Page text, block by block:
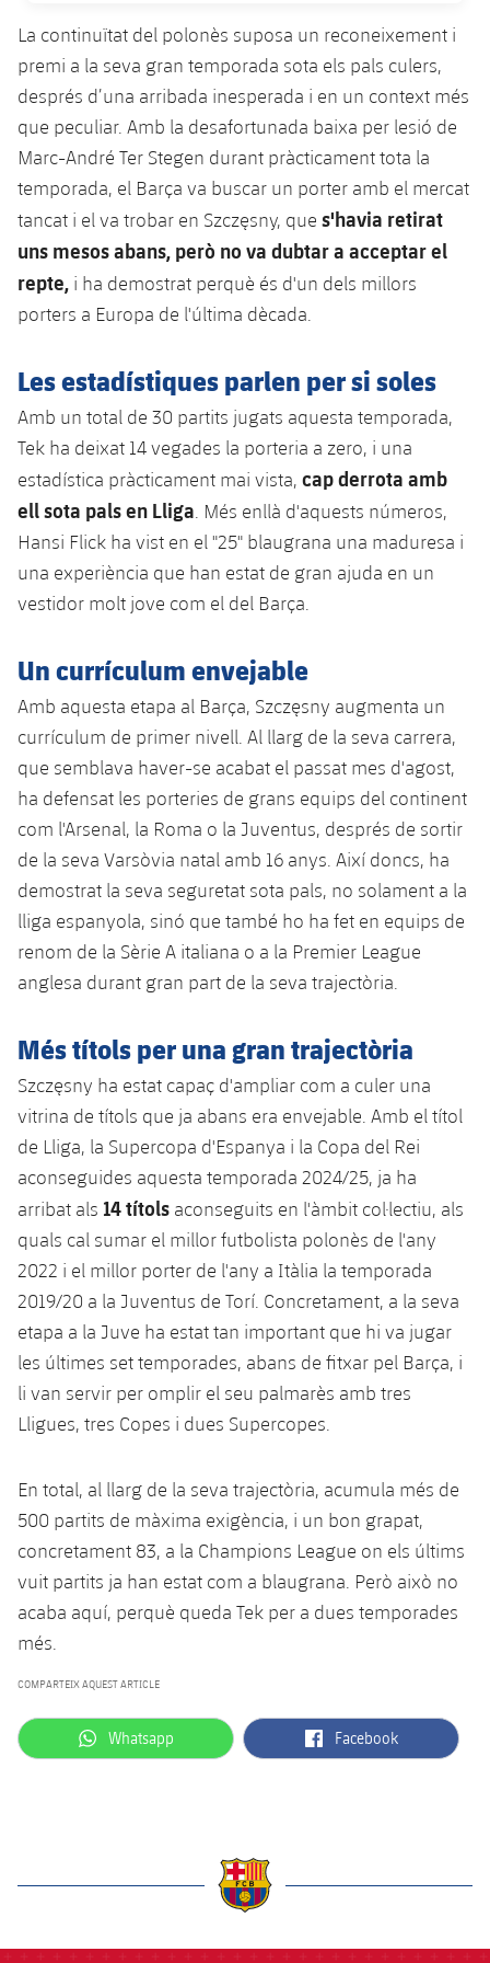
Accessibilitat
Instal·lacions
SUB8 B
Història
Palmarès
Fotos
Infantil A
Infantil B
Entrades
Resultats
Classificació
Fotos
Palmarès
Història
Calendari
Resultats
Jugadors
Classificació
Actualitat
Juvenil
Cadet
Infantil
Aleví
Campus Verano
PLUSICON
MÉS
Primer equip
plusicon
més
Actualitat
Calendari
Resultats
Classificació
Jugadors
Història
Palmarès
Barça Atlètic
plusicon
Actualitat
Jugadors
Classificació
Base
Barça C
Junior
Juvenil
Infantil
PLUSICON
MÉS
plusicon
més
Notícies
Atletisme
plusicon
més
Actualitat
Agenda
Bàsquet en cadira de rodes
plusicon
més
Jugadors
Calendari
Resultats
Classificació
plusicon
més
Actualitat
Jugadors
Calendari
Resultats
Classificació
Hoquei herba
plusicon
més
Notícies
Hockey Herba Masculí
Hockey Herba Femení
Patinatge artístic
Actualitat
Plantilla
Agenda
Escola de Patinatge
Rugby
plusicon
més
Actualitat
Calendari
Resultats
Classificació
Fotos
Voleibol
plusicon
més
Voleibol masculí
Voleibol femení
Apunta't a les amateurs
Carnet de l'Esportista Amateur
PLUSICON
MÉS
League of Legends
VALORANT Rising
VALORANT Game Changers
eFootball
La continuïtat del polonès suposa un reconeixement i
premi a la seva gran temporada sota els pals culers,
després d’una arribada inesperada i en un context més
que peculiar. Amb la desafortunada baixa per lesió de
Marc-André Ter Stegen durant pràcticament tota la
temporada, el Barça va buscar un porter amb el mercat
tancat i el va trobar en Szczęsny, que s'havia retirat
uns mesos abans, però no va dubtar a acceptar el
repte, i ha demostrat perquè és d'un dels millors
porters a Europa de l'última dècada.
Les estadístiques parlen per si soles
Amb un total de 30 partits jugats aquesta temporada,
Tek ha deixat 14 vegades la porteria a zero, i una
estadística pràcticament mai vista, cap derrota amb
ell sota pals en Lliga . Més enllà d'aquests números,
Hansi Flick ha vist en el "25" blaugrana una maduresa i
una experiència que han estat de gran ajuda en un
vestidor molt jove com el del Barça.
Un currículum envejable
Amb aquesta etapa al Barça, Szczęsny augmenta un
currículum de primer nivell. Al llarg de la seva carrera,
que semblava haver-se acabat el passat mes d'agost,
ha defensat les porteries de grans equips del continent
com l'Arsenal, la Roma o la Juventus, després de sortir
de la seva Varsòvia natal amb 16 anys. Així doncs, ha
demostrat la seva seguretat sota pals, no solament a la
lliga espanyola, sinó que també ho ha fet en equips de
renom de la Sèrie A italiana o a la Premier League
anglesa durant gran part de la seva trajectòria.
Més títols per una gran trajectòria
Szczęsny ha estat capaç d'ampliar com a culer una
vitrina de títols que ja abans era envejable. Amb el títol
de Lliga, la Supercopa d'Espanya i la Copa del Rei
aconseguides aquesta temporada 2024/25, ja ha
arribat als 14 títols aconseguits en l'àmbit col·lectiu, als
quals cal sumar el millor futbolista polonès de l'any
2022 i el millor porter de l'any a Itàlia la temporada
2019/20 a la Juventus de Torí. Concretament, a la seva
etapa a la Juve ha estat tan important que hi va jugar
les últimes set temporades, abans de fitxar pel Barça, i
li van servir per omplir el seu palmarès amb tres
Lligues, tres Copes i dues Supercopes.
En total, al llarg de la seva trajectòria, acumula més de
500 partits de màxima exigència, i un bon grapat,
concretament 83, a la Champions League on els últims
vuit partits ja han estat com a blaugrana. Però això no
acaba aquí, perquè queda Tek per a dues temporades
més.
COMPARTEIX AQUEST ARTICLE
label.aria.whatsapp
Whatsapp label.aria.facebook
Facebook